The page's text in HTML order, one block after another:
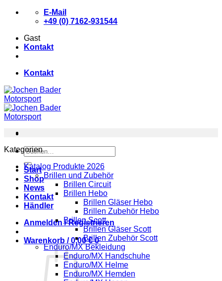
Zum
E-Mail
+49 (0) 7162-931544
Gast
Kontakt
Kontakt
Suchen
nach:
Start
Shop
News
Kontakt
Händler
Anmelden / Registrieren
Warenkorb /0,00€ 0
Kategorien
Katalog Produkte 2026
Brillen und Zubehör
Brillen Circuit
Brillen Hebo
Brillen Gläser Hebo
Brillen Zubehör Hebo
Brillen Scott
Brillen Gläser Scott
Brillen Zubehör Scott
Enduro/MX Bekleidung
Enduro/MX Handschuhe
Enduro/MX Helme
Enduro/MX Hemden